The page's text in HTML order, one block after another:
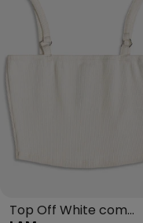
Top Off White com